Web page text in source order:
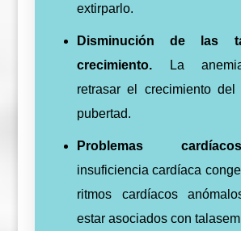
extirparlo.
Disminución de las
crecimiento.La
retrasar el crecimiento
pubertad.
Problemas
insuficiencia cardíaca
ritmos cardíacos
estar asociados con